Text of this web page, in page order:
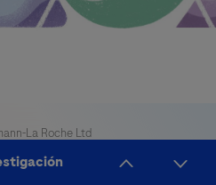
La Roche Ltd
Configuración de cookies